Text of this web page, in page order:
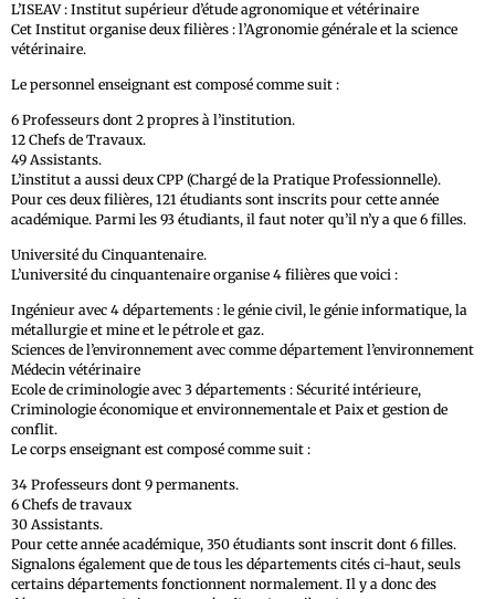
L’ISEAV : Institut supérieur d’étude agronomique et vétérinaire
Cet Institut organise deux filières : l’Agronomie générale et la science
vétérinaire.
Le personnel enseignant est composé comme suit :
6 Professeurs dont 2 propres à l’institution.
12 Chefs de Travaux.
49 Assistants.
L’institut a aussi deux CPP (Chargé de la Pratique Professionnelle).
Pour ces deux filières, 121 étudiants sont inscrits pour cette année
académique. Parmi les 93 étudiants, il faut noter qu’il n’y a que 6 filles.
Université du Cinquantenaire.
L’université du cinquantenaire organise 4 filières que voici :
Ingénieur avec 4 départements : le génie civil, le génie informatique, la
métallurgie et mine et le pétrole et gaz.
Sciences de l’environnement avec comme département l’environnement
Médecin vétérinaire
Ecole de criminologie avec 3 départements : Sécurité intérieure,
Criminologie économique et environnementale et Paix et gestion de
conflit.
Le corps enseignant est composé comme suit :
34 Professeurs dont 9 permanents.
6 Chefs de travaux
30 Assistants.
Pour cette année académique, 350 étudiants sont inscrit dont 6 filles.
Signalons également que de tous les départements cités ci-haut, seuls
certains départements fonctionnent normalement. Il y a donc des